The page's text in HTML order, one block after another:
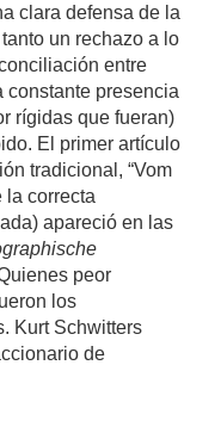
clara defensa de la
un rechazo a lo
entre
constante presencia
rígidas que fueran)
El primer artículo
tradicional, “Vom
la correcta
apareció en las
peor
los
Kurt Schwitters
de